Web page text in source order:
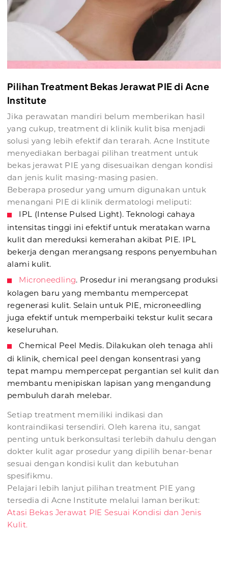
Pilihan Treatment Bekas Jerawat PIE di Acne
Institute
Jika perawatan mandiri belum memberikan hasil
yang cukup, treatment di klinik kulit bisa menjadi
solusi yang lebih efektif dan terarah. Acne Institute
menyediakan berbagai pilihan treatment untuk
bekas jerawat PIE yang disesuaikan dengan kondisi
dan jenis kulit masing-masing pasien.
Beberapa prosedur yang umum digunakan untuk
menangani PIE di klinik dermatologi meliputi:
IPL (Intense Pulsed Light). Teknologi cahaya
intensitas tinggi ini efektif untuk meratakan warna
kulit dan mereduksi kemerahan akibat PIE. IPL
bekerja dengan merangsang respons penyembuhan
alami kulit.
Microneedling. Prosedur ini merangsang produksi
kolagen baru yang membantu mempercepat
regenerasi kulit. Selain untuk PIE, microneedling
juga efektif untuk memperbaiki tekstur kulit secara
keseluruhan.
Chemical Peel Medis. Dilakukan oleh tenaga ahli
di klinik, chemical peel dengan konsentrasi yang
tepat mampu mempercepat pergantian sel kulit dan
membantu menipiskan lapisan yang mengandung
pembuluh darah melebar.
Setiap treatment memiliki indikasi dan
kontraindikasi tersendiri. Oleh karena itu, sangat
penting untuk berkonsultasi terlebih dahulu dengan
dokter kulit agar prosedur yang dipilih benar-benar
sesuai dengan kondisi kulit dan kebutuhan
spesifikmu.
Pelajari lebih lanjut pilihan treatment PIE yang
tersedia di Acne Institute melalui laman berikut:
Atasi Bekas Jerawat PIE Sesuai Kondisi dan Jenis
Kulit.